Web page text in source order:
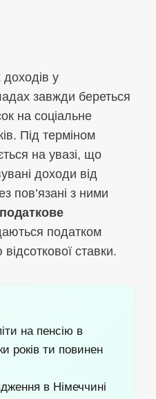
у
завжди береться
на соціальне
Під терміном
на увазі, що
доходи від
пов’язані з ними
податком
ставки.
на пенсію в
років ти повинен
в Німеччині